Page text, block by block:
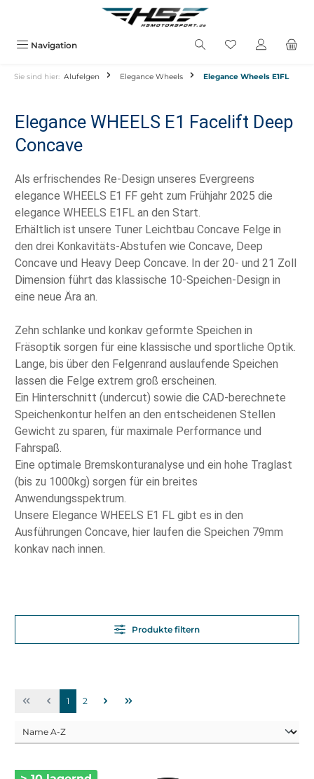
Navigation
Sie sind hier: Alufelgen Elegance Wheels Elegance Wheels E1FL
Elegance WHEELS E1 Facelift Deep
Concave
Als erfrischendes Re-Design unseres Evergreens
elegance WHEELS E1 FF geht zum Frühjahr 2025 die
elegance WHEELS E1FL an den Start.
Erhältlich ist unsere Tuner Leichtbau Concave Felge in
den drei Konkavitäts-Abstufen wie Concave, Deep
Concave und Heavy Deep Concave. In der 20- und 21 Zoll
Dimension führt das klassische 10-Speichen-Design in
eine neue Ära an.
Zehn schlanke und konkav geformte Speichen in
Fräsoptik sorgen für eine klassische und sportliche Optik.
Lange, bis über den Felgenrand auslaufende Speichen
lassen die Felge extrem groß erscheinen.
Ein Hinterschnitt (undercut) sowie die CAD-berechnete
Speichenkontur helfen an den entscheidenen Stellen
Gewicht zu sparen, für maximale Performance und
Fahrspaß.
Eine optimale Bremskonturanalyse und ein hohe Traglast
(bis zu 1000kg) sorgen für ein breites
Anwendungsspektrum.
Unsere Elegance WHEELS E1 FL gibt es in den
Ausführungen Concave, hier laufen die Speichen 79mm
konkav nach innen.
Produkte filtern
1 2